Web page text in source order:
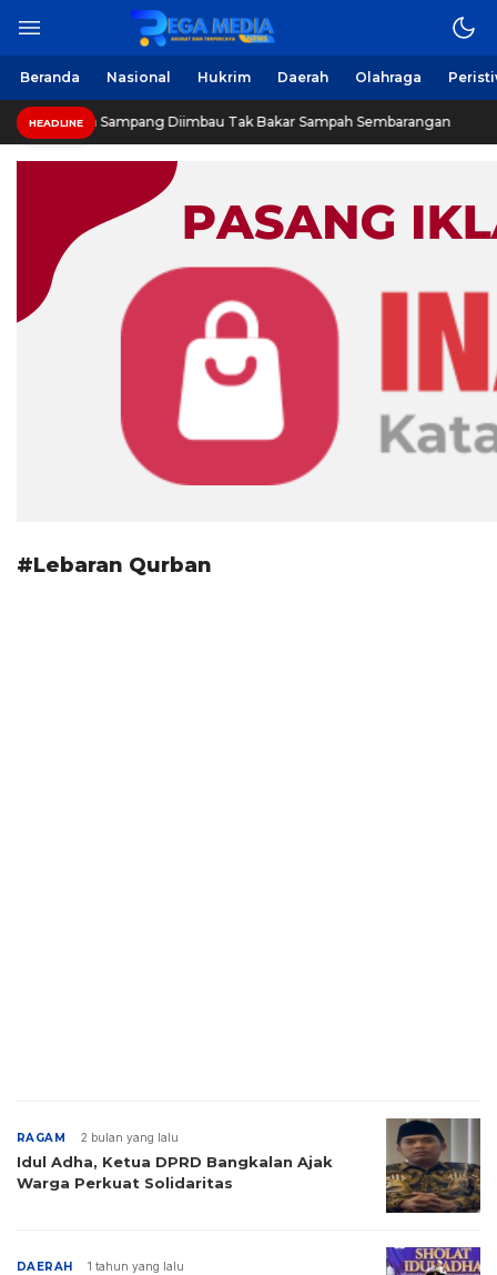
Regamedianews.com
Berita Harian Online
Beranda Nasional Hukrim Daerah Olahraga
HEADLINE
Warga Sampang Diimbau Tak Bakar Sampah Sembarangan
#Lebaran Qurban
RAGAM 2 bulan yang lalu
Idul Adha, Ketua DPRD Bangkalan Ajak
Warga Perkuat Solidaritas
DAERAH 1 tahun yang lalu